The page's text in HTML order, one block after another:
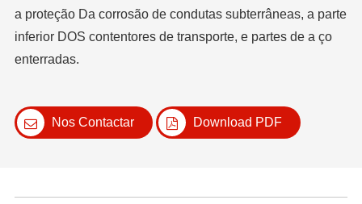
a proteção Da corrosão de condutas subterrâneas, a parte
inferior DOS contentores de transporte, e partes de a ço
enterradas.
Nos Contactar Download PDF